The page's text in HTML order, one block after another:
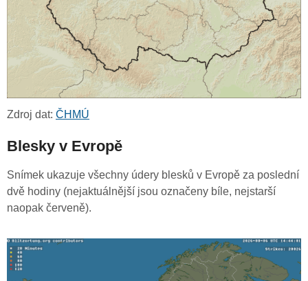
Zdroj dat: ČHMÚ
Blesky v Evropě
Snímek ukazuje všechny údery blesků v Evropě za poslední
dvě hodiny (nejaktuálnější jsou označeny bíle, nejstarší
naopak červeně).